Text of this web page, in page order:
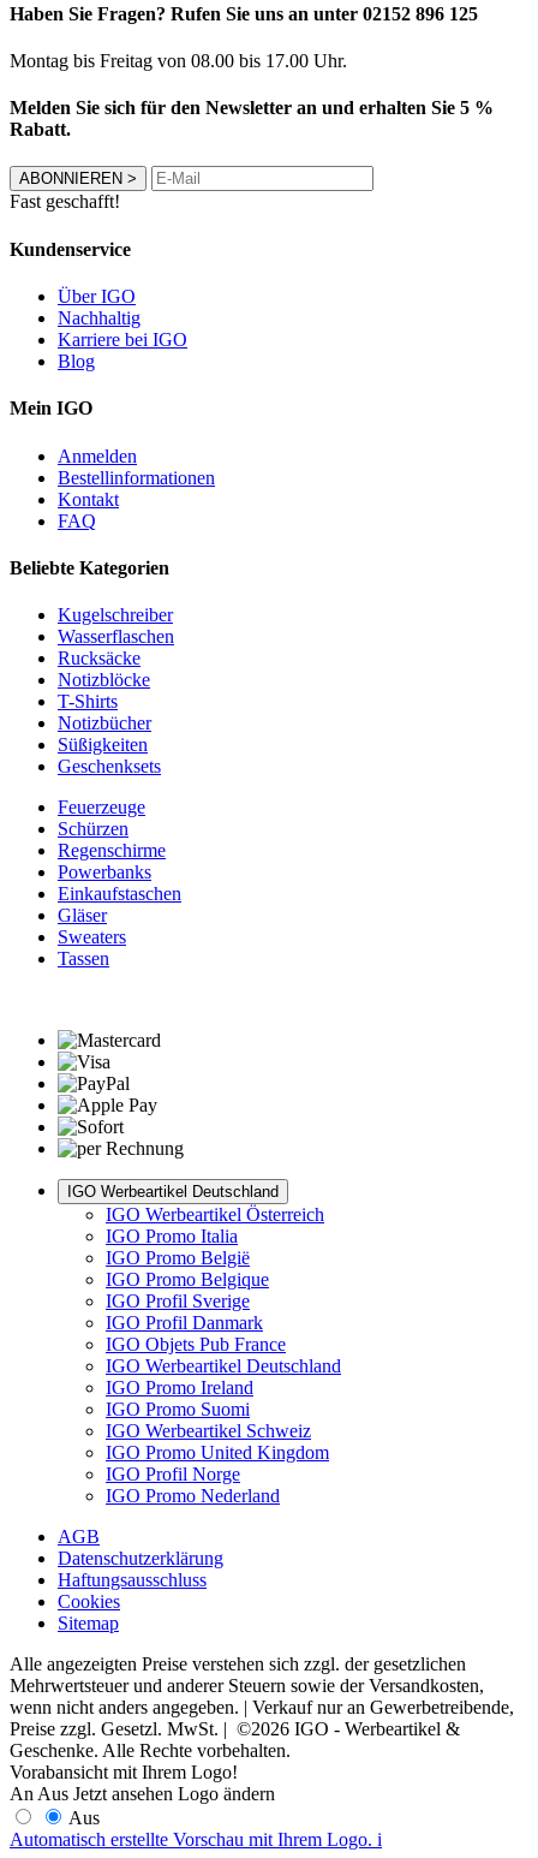
Haben Sie Fragen? Rufen Sie uns an unter 02152 896 125
Montag bis Freitag von 08.00 bis 17.00 Uhr.
Melden Sie sich für den Newsletter an und erhalten Sie 5 %
Rabatt.
ABONNIEREN >
Fast geschafft!
Kundenservice
Über IGO
Nachhaltig
Karriere bei IGO
Blog
Mein IGO
Anmelden
Bestellinformationen
Kontakt
FAQ
Beliebte Kategorien
Kugelschreiber
Wasserflaschen
Rucksäcke
Notizblöcke
T-Shirts
Notizbücher
Süßigkeiten
Geschenksets
Feuerzeuge
Schürzen
Regenschirme
Powerbanks
Einkaufstaschen
Gläser
Sweaters
Tassen
IGO Werbeartikel Deutschland
IGO Werbeartikel Österreich
IGO Promo Italia
IGO Promo België
IGO Promo Belgique
IGO Profil Sverige
IGO Profil Danmark
IGO Objets Pub France
IGO Werbeartikel Deutschland
IGO Promo Ireland
IGO Promo Suomi
IGO Werbeartikel Schweiz
IGO Promo United Kingdom
IGO Profil Norge
IGO Promo Nederland
AGB
Datenschutzerklärung
Haftungsausschluss
Cookies
Sitemap
Alle angezeigten Preise verstehen sich zzgl. der gesetzlichen
Mehrwertsteuer und anderer Steuern sowie der Versandkosten,
wenn nicht anders angegeben. | Verkauf nur an Gewerbetreibende,
Preise zzgl. Gesetzl. MwSt. | ©2026 IGO - Werbeartikel &
Geschenke. Alle Rechte vorbehalten.
Vorabansicht mit Ihrem Logo!
An Aus Jetzt ansehen Logo ändern
Aus
Automatisch erstellte Vorschau mit Ihrem Logo. i